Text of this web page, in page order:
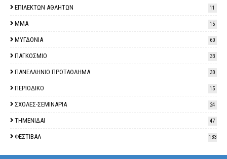
ΕΠΙΛΕΚΤΩΝ ΑΘΛΗΤΩΝ 11
ΜΜΑ 15
ΜΥΓΔΟΝΙΑ 60
ΠΑΓΚΟΣΜΙΟ 33
ΠΑΝΕΛΛΗΝΙΟ ΠΡΩΤΑΘΛΗΜΑ 30
ΠΕΡΙΟΔΙΚΟ 15
ΣΧΟΛΕΣ-ΣΕΜΙΝΑΡΙΑ 24
ΤΗΜΕΝΙΔΑΙ 47
ΦΕΣΤΙΒΑΛ 133